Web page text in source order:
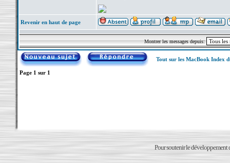
Revenir en haut de page
Montrer les messages depuis:
Tout sur les MacBook Index
Page 1 sur 1
Pour soutenir le développement